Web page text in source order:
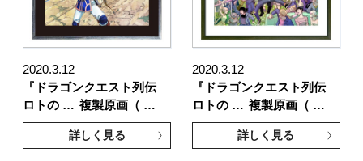
2020.3.12
『ドラゴンクエスト列伝
ロトの … 複製原画（ …
詳しく見る
2020.3.12
『ドラゴンクエスト列伝
ロトの … 複製原画（ …
詳しく見る